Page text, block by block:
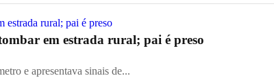
em estrada rural; pai é preso
e apresentava sinais de...